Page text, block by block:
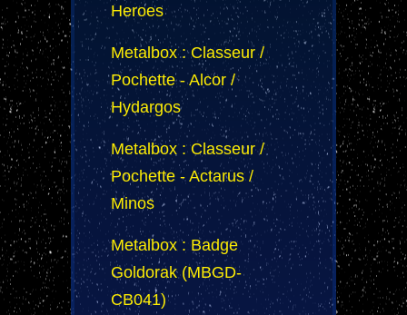
Heroes
Metalbox : Classeur /
Pochette - Alcor /
Hydargos
Metalbox : Classeur /
Pochette - Actarus /
Minos
Metalbox : Badge
Goldorak (MBGD-
CB041)